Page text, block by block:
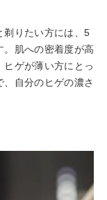
剃りたい方には、5
。肌への密着度が高
ヒゲが薄い方にとっ
自分のヒゲの濃さ